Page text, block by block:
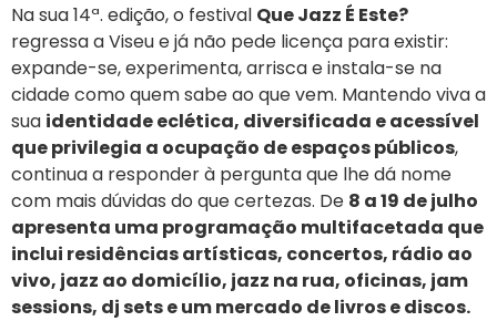
Na sua 14ª. edição, o festival Que Jazz É Este?
regressa a Viseu e já não pede licença para existir:
expande-se, experimenta, arrisca e instala-se na
cidade como quem sabe ao que vem. Mantendo viva a
sua identidade eclética, diversificada e acessível
que privilegia a ocupação de espaços públicos,
continua a responder à pergunta que lhe dá nome
com mais dúvidas do que certezas. De 8 a 19 de julho
apresenta uma programação multifacetada que
inclui residências artísticas, concertos, rádio ao
vivo, jazz ao domicílio, jazz na rua, oficinas, jam
sessions, dj sets e um mercado de livros e discos.